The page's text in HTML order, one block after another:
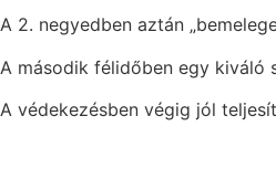
A 2. negyedben aztán
A második félidőben egy kiváló
A védekezésben végig jól